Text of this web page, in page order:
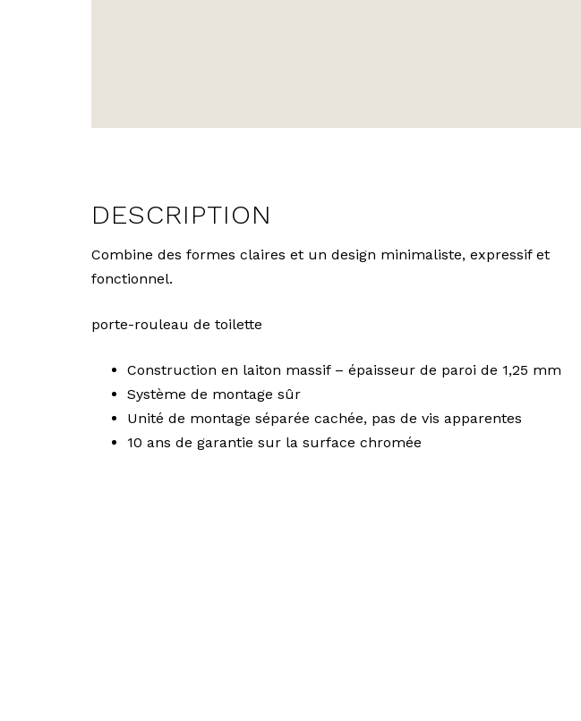
DESCRIPTION
Combine des formes claires et un design minimaliste, expressif et
fonctionnel.
porte-rouleau de toilette
Construction en laiton massif – épaisseur de paroi de 1,25 mm
Système de montage sûr
Unité de montage séparée cachée, pas de vis apparentes
10 ans de garantie sur la surface chromée